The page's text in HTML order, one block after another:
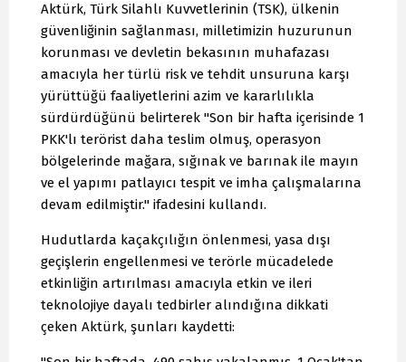
Aktürk, Türk Silahlı Kuvvetlerinin (TSK), ülkenin
güvenliğinin sağlanması, milletimizin huzurunun
korunması ve devletin bekasının muhafazası
amacıyla her türlü risk ve tehdit unsuruna karşı
yürüttüğü faaliyetlerini azim ve kararlılıkla
sürdürdüğünü belirterek "Son bir hafta içerisinde 1
PKK'lı terörist daha teslim olmuş, operasyon
bölgelerinde mağara, sığınak ve barınak ile mayın
ve el yapımı patlayıcı tespit ve imha çalışmalarına
devam edilmiştir." ifadesini kullandı.
Hudutlarda kaçakçılığın önlenmesi, yasa dışı
geçişlerin engellenmesi ve terörle mücadelede
etkinliğin artırılması amacıyla etkin ve ileri
teknolojiye dayalı tedbirler alındığına dikkati
çeken Aktürk, şunları kaydetti: